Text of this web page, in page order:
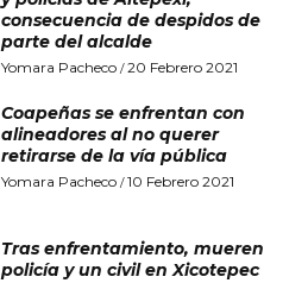
consecuencia de despidos de
parte del alcalde
Yomara Pacheco/20 Febrero 2021
Coapeñas se enfrentan con
alineadores al no querer
retirarse de la vía pública
Yomara Pacheco/10 Febrero 2021
Tras enfrentamiento, mueren
policía y un civil en Xicotepec